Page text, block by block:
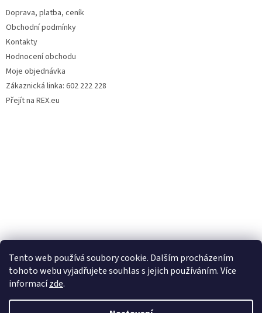
Tento web používá soubory cookie. Dalším procházením
tohoto webu vyjadřujete souhlas s jejich používáním. Více
informacízde.
Doprava, platba, ceník
Obchodní podmínky
Kontakty
Hodnocení obchodu
Moje objednávka
Zákaznická linka: 602 222 228
Přejít na REX.eu